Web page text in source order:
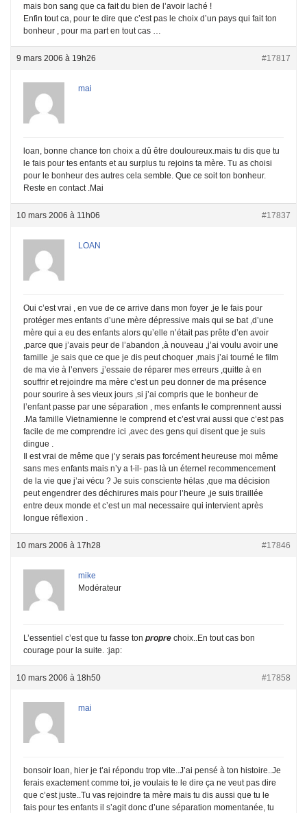
mais bon sang que ca fait du bien de l’avoir laché !
Enfin tout ca, pour te dire que c’est pas le choix d’un pays qui fait ton
bonheur , pour ma part en tout cas …
9 mars 2006 à 19h26 #17817
mai
loan, bonne chance ton choix a dû être douloureux.mais tu dis que tu
le fais pour tes enfants et au surplus tu rejoins ta mère. Tu as choisi
pour le bonheur des autres cela semble. Que ce soit ton bonheur.
Reste en contact .Mai
10 mars 2006 à 11h06 #17837
LOAN
Oui c’est vrai , en vue de ce arrive dans mon foyer ,je le fais pour
protéger mes enfants d’une mère dépressive mais qui se bat ,d’une
mère qui a eu des enfants alors qu’elle n’était pas prête d’en avoir
,parce que j’avais peur de l’abandon ,à nouveau ,j’ai voulu avoir une
famille ,je sais que ce que je dis peut choquer ,mais j’ai tourné le film
de ma vie à l’envers ,j’essaie de réparer mes erreurs ,quitte à en
souffrir et rejoindre ma mère c’est un peu donner de ma présence
pour sourire à ses vieux jours ,si j’ai compris que le bonheur de
l’enfant passe par une séparation , mes enfants le comprennent aussi
.Ma famille Vietnamienne le comprend et c’est vrai aussi que c’est pas
facile de me comprendre ici ,avec des gens qui disent que je suis
dingue .
Il est vrai de même que j’y serais pas forcément heureuse moi même
sans mes enfants mais n’y a t-il- pas là un éternel recommencement
de la vie que j’ai vécu ? Je suis consciente hélas ,que ma décision
peut engendrer des déchirures mais pour l’heure ,je suis tiraillée
entre deux monde et c’est un mal necessaire qui intervient après
longue réflexion .
10 mars 2006 à 17h28 #17846
mike
Modérateur
L’essentiel c’est que tu fasse ton propre choix..En tout cas bon
courage pour la suite. :jap:
10 mars 2006 à 18h50 #17858
mai
bonsoir loan, hier je t’ai répondu trop vite..J’ai pensé à ton histoire..Je
ferais exactement comme toi, je voulais te le dire ça ne veut pas dire
que c’est juste..Tu vas rejoindre ta mère mais tu dis aussi que tu le
fais pour tes enfants il s’agit donc d’une séparation momentanée, tu